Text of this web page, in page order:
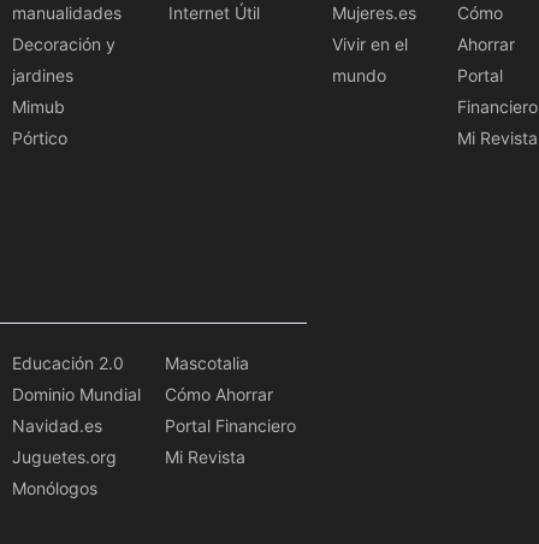
manualidades
Decoración y
jardines
Mimub
Pórtico
Internet Útil
Mujeres.es
Vivir en el
mundo
Cómo
Ahorrar
Portal
Financiero
Mi Revista
Educación 2.0
Dominio Mundial
Navidad.es
Juguetes.org
Monólogos
Mascotalia
Cómo Ahorrar
Portal Financiero
Mi Revista